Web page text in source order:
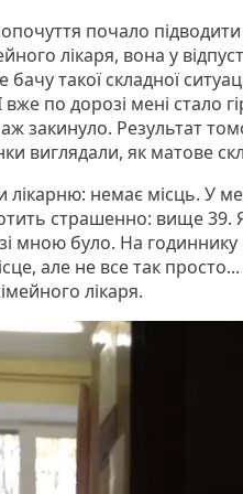
почало
лікаря, вона у
бачу такої складної
по дорозі мені стало
закинуло. Результат
виглядали, як матове
немає місць. У
страшенно: вище 39.
мною було. На
але не все так
лікаря.